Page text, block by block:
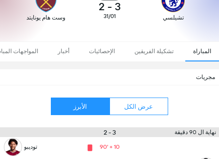
تشيلسي
3
-
2
31/01 وست هام يونايتد
المباراة تشكيلة الفريقين الإحصائيات أخبار المواجهات
مجريات
عرض الكل الأبرز
نهاية ال 90 دقيقة 3 - 2
90' + 10 توديبو